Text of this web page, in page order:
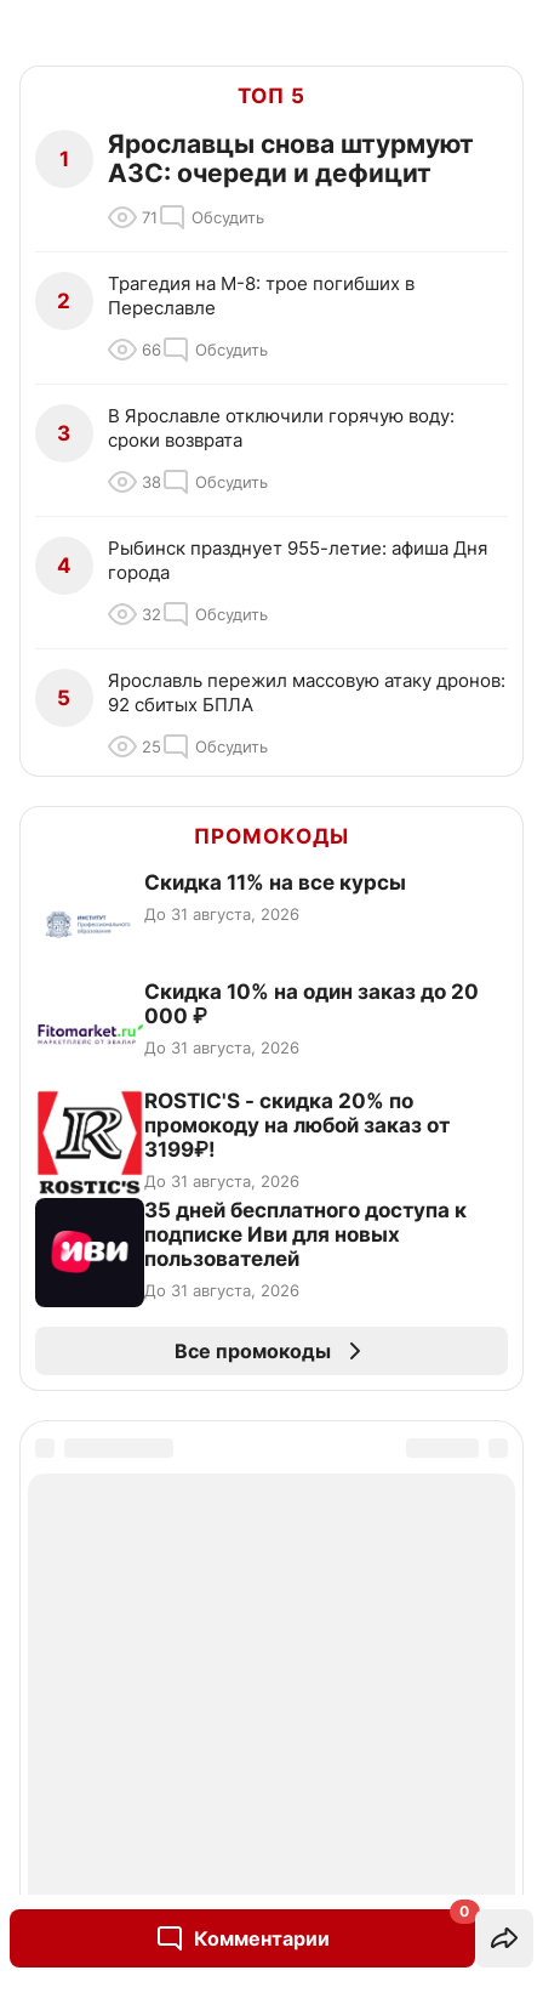
Комментарии
0
ТОП 5
1
Ярославцы снова штурмуют
АЗС: очереди и дефицит
71 Обсудить
2
Трагедия на М-8: трое погибших в
Переславле
66 Обсудить
3
В Ярославле отключили горячую воду:
сроки возврата
38 Обсудить
4
Рыбинск празднует 955-летие: афиша Дня
города
32 Обсудить
5
Ярославль пережил массовую атаку дронов:
92 сбитых БПЛА
25 Обсудить
ПРОМОКОДЫ
Скидка 11% на все курсы
До 31 августа, 2026
Скидка 10% на один заказ до 20
000 ₽
До 31 августа, 2026
ROSTIC'S - скидка 20% по
промокоду на любой заказ от
3199₽!
До 31 августа, 2026
35 дней бесплатного доступа к
подписке Иви для новых
пользователей
До 31 августа, 2026
Все промокоды